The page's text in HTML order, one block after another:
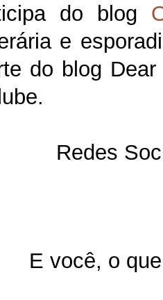
do blog
e
do blog
Redes
que achou